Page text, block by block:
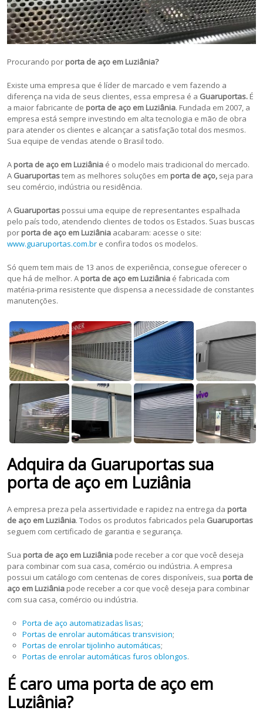
Procurando por porta de aço em Luziânia?
Existe uma empresa que é líder de marcado e vem fazendo a
diferença na vida de seus clientes, essa empresa é a Guaruportas. É
a maior fabricante de porta de aço em Luziânia. Fundada em 2007, a
empresa está sempre investindo em alta tecnologia e mão de obra
para atender os clientes e alcançar a satisfação total dos mesmos.
Sua equipe de vendas atende o Brasil todo.
A porta de aço em Luziânia é o modelo mais tradicional do mercado.
A Guaruportastem as melhores soluções em porta de aço, seja para
seu comércio, indústria ou residência.
A Guaruportas possui uma equipe de representantes espalhada
pelo país todo, atendendo clientes de todos os Estados. Suas buscas
por porta de aço em Luziânia acabaram: acesse o site:
www.guaruportas.com.br e confira todos os modelos.
Só quem tem mais de 13 anos de experiência, consegue oferecer o
que há de melhor. A porta de aço em Luziânia é fabricada com
matéria-prima resistente que dispensa a necessidade de constantes
manutenções.
Adquira da Guaruportas sua
porta de aço em Luziânia
A empresa preza pela assertividade e rapidez na entrega da porta
de aço em Luziânia. Todos os produtos fabricados pela Guaruportas
seguem com certificado de garantia e segurança.
Sua porta de aço em Luziânia pode receber a cor que você deseja
para combinar com sua casa, comércio ou indústria. A empresa
possui um catálogo com centenas de cores disponíveis, sua porta de
aço em Luziânia pode receber a cor que você deseja para combinar
com sua casa, comércio ou indústria.
Porta de aço automatizadas lisas;
Portas de enrolar automáticas transvision;
Portas de enrolar tijolinho automáticas;
Portas de enrolar automáticas furos oblongos.
É caro uma porta de aço em
Luziânia?